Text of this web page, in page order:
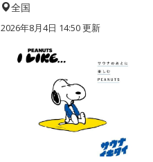
全国
2026年8月4日 14:50更新